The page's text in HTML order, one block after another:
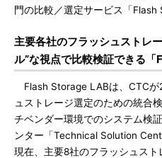
門の比較／選定サービス「Flash
主要各社のフラッシュストレ
ル”な視点で比較検証できる
Flash Storage LABは、CTCが
ュストレージ選定のための統合
チベンダー環境でのシステム検
ンター「Technical Solution
現在、主要8社のフラッシュス